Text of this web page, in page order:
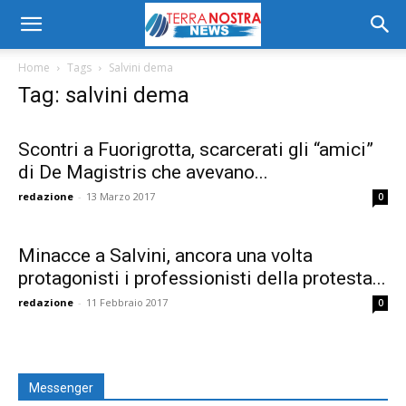
Home Tags Salvini dema
Tag: salvini dema
Scontri a Fuorigrotta, scarcerati gli “amici”
di De Magistris che avevano...
redazione - 13 Marzo 2017 0
Minacce a Salvini, ancora una volta
protagonisti i professionisti della protesta...
redazione - 11 Febbraio 2017 0
Messenger